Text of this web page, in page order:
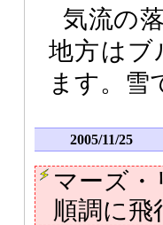
気流の
地方はブ
ます。雪
2005/11/25
マーズ
順調に飛